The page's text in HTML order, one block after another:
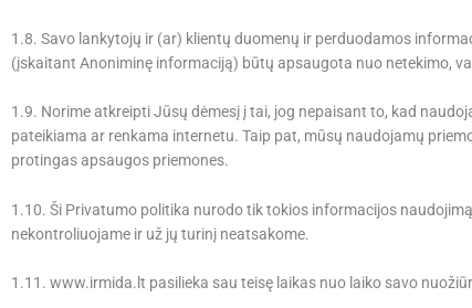
1.8. Savo lankytojų ir (ar) klientų duomenų ir perduodamos
(įskaitant Anoniminę informaciją) būtų apsaugota nuo netekimo,
1.9. Norime atkreipti Jūsų dėmesį į tai, jog nepaisant to, kad
pateikiama ar renkama internetu. Taip pat, mūsų naudojamų
protingas apsaugos priemones.
1.10. Ši Privatumo politika nurodo tik tokios informacijos
nekontroliuojame ir už jų turinį neatsakome.
1.11. www.irmida.lt pasilieka sau teisę laikas nuo laiko savo